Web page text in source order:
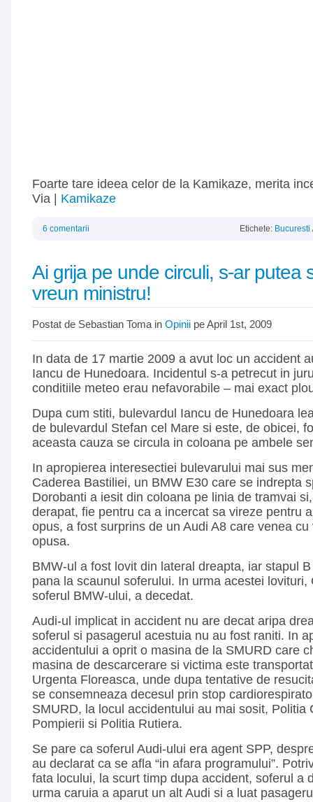
Foarte tare ideea celor de la Kamikaze, merita
Via | Kamikaze
6 comentarii Etichete: Bucuresti
Ai grija pe unde circuli, s-ar putea
vreun ministru!
Postat de Sebastian Toma in Opinii pe April 1st, 2009
In data de 17 martie 2009 a avut loc un accident
Iancu de Hunedoara. Incidentul s-a petrecut in
conditiile meteo erau nefavorabile – mai exact
Dupa cum stiti, bulevardul Iancu de Hunedoara
de bulevardul Stefan cel Mare si este, de obicei,
aceasta cauza se circula in coloana pe ambele
In apropierea interesectiei bulevarului mai sus
Caderea Bastiliei, un BMW E30 care se indrepta
Dorobanti a iesit din coloana pe linia de tramvai
derapat, fie pentru ca a incercat sa vireze pentru
opus, a fost surprins de un Audi A8 care venea
opusa.
BMW-ul a fost lovit din lateral dreapta, iar stapul
pana la scaunul soferului. In urma acestei lovituri,
soferul BMW-ului, a decedat.
Audi-ul implicat in accident nu are decat aripa
soferul si pasagerul acestuia nu au fost raniti. In
accidentului a oprit o masina de la SMURD care
masina de descarcerare si victima este
Urgenta Floreasca, unde dupa tentative de
se consemneaza decesul prin stop
SMURD, la locul accidentului au mai sosit, Politia
Pompierii si Politia Rutiera.
Se pare ca soferul Audi-ului era agent SPP,
au declarat ca se afla “in afara programului”.
fata locului, la scurt timp dupa accident, soferul a
urma caruia a aparut un alt Audi si a luat